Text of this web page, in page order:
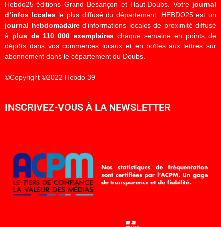
Hebdo25 éditions Grand Besançon et Haut-Doubs. Votre journal
d’infos localesle plus diffusé du département. HEBDO25 est un
journal hebdomadaired’informations locales de proximité diffusé
à plus de 110 000 exemplaireschaque semaine en points de
dépôts dans vos commerces locaux et en boîtes aux lettres sur
abonnement dans le département du Doubs.
©Copyright ©2022 Hebdo 39
INSCRIVEZ-VOUS À LA NEWSLETTER